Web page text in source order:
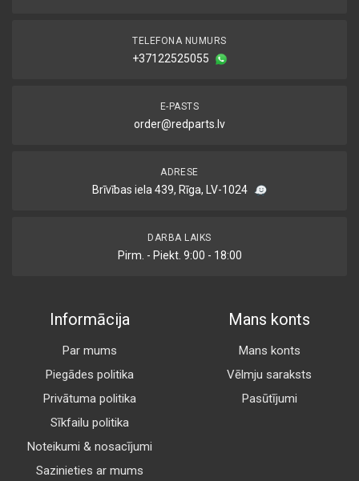
TELEFONA NUMURS
+37122525055
E-PASTS
order@redparts.lv
ADRESE
Brīvības iela 439, Rīga, LV-1024
DARBA LAIKS
Pirm. - Piekt. 9:00 - 18:00
Informācija
Par mums
Piegādes politika
Privātuma politika
Sīkfailu politika
Noteikumi & nosacījumi
Sazinieties ar mums
Mans konts
Mans konts
Vēlmju saraksts
Pasūtījumi